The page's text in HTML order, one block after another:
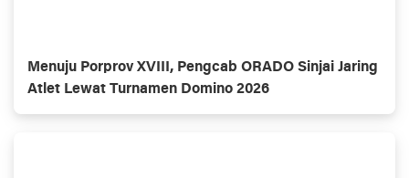
Menuju Porprov XVIII, Pengcab ORADO Sinjai Jaring
Atlet Lewat Turnamen Domino 2026